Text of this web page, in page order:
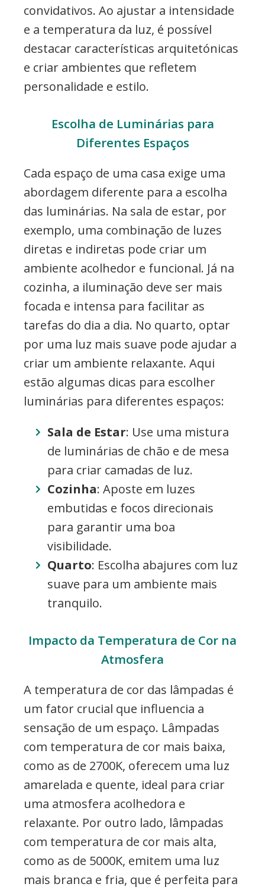
convidativos. Ao ajustar a intensidade
e a temperatura da luz, é possível
destacar características arquitetónicas
e criar ambientes que refletem
personalidade e estilo.
Escolha de Luminárias para
Diferentes Espaços
Cada espaço de uma casa exige uma
abordagem diferente para a escolha
das luminárias. Na sala de estar, por
exemplo, uma combinação de luzes
diretas e indiretas pode criar um
ambiente acolhedor e funcional. Já na
cozinha, a iluminação deve ser mais
focada e intensa para facilitar as
tarefas do dia a dia. No quarto, optar
por uma luz mais suave pode ajudar a
criar um ambiente relaxante. Aqui
estão algumas dicas para escolher
luminárias para diferentes espaços:
Sala de Estar: Use uma mistura
de luminárias de chão e de mesa
para criar camadas de luz.
Cozinha: Aposte em luzes
embutidas e focos direcionais
para garantir uma boa
visibilidade.
Quarto: Escolha abajures com luz
suave para um ambiente mais
tranquilo.
Impacto da Temperatura de Cor na
Atmosfera
A temperatura de cor das lâmpadas é
um fator crucial que influencia a
sensação de um espaço. Lâmpadas
com temperatura de cor mais baixa,
como as de 2700K, oferecem uma luz
amarelada e quente, ideal para criar
uma atmosfera acolhedora e
relaxante. Por outro lado, lâmpadas
com temperatura de cor mais alta,
como as de 5000K, emitem uma luz
mais branca e fria, que é perfeita para